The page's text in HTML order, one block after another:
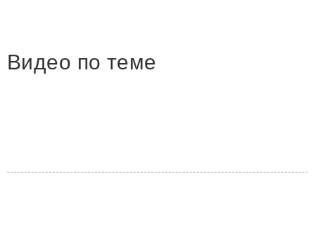
Видео по теме